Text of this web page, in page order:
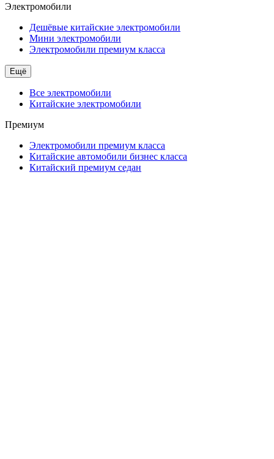
Электромобили
Дешёвые китайские электромобили
Мини электромобили
Электромобили премиум класса
Ещё
Все электромобили
Китайские электромобили
Премиум
Электромобили премиум класса
Китайские автомобили бизнес класса
Китайский премиум седан